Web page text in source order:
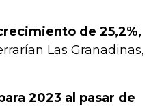
de 25,2%,
Las Granadinas,
2023 al pasar de